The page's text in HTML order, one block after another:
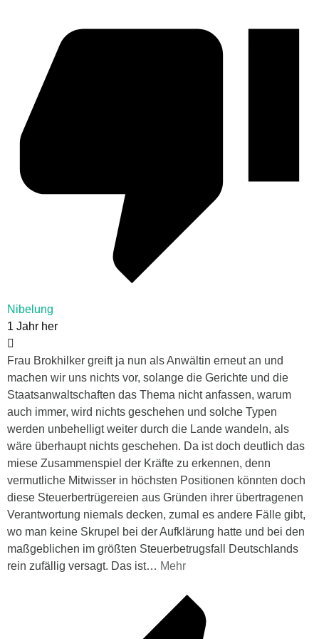
Nibelung
1 Jahr her
Frau Brokhilker greift ja nun als Anwältin erneut an und
machen wir uns nichts vor, solange die Gerichte und die
Staatsanwaltschaften das Thema nicht anfassen, warum
auch immer, wird nichts geschehen und solche Typen
werden unbehelligt weiter durch die Lande wandeln, als
wäre überhaupt nichts geschehen. Da ist doch deutlich das
miese Zusammenspiel der Kräfte zu erkennen, denn
vermutliche Mitwisser in höchsten Positionen könnten doch
diese Steuerbertrügereien aus Gründen ihrer übertragenen
Verantwortung niemals decken, zumal es andere Fälle gibt,
wo man keine Skrupel bei der Aufklärung hatte und bei den
maßgeblichen im größten Steuerbetrugsfall Deutschlands
rein zufällig versagt. Das ist… Mehr